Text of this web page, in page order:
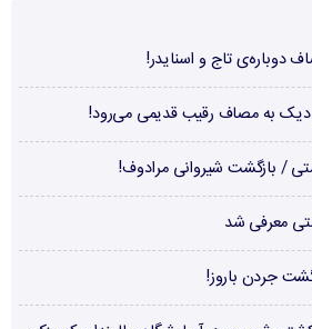
دوباره‌ی تاج و اسنایدر!
به مصاف رقیب قدیمی می‌رود!
/ بازگشت شیروانی مرادوف!
معرفی شد
جردن باروز!